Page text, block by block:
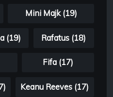
Mini Majk (19)
(19) Rafatus (18)
Fifa (17)
Keanu Reeves (17)